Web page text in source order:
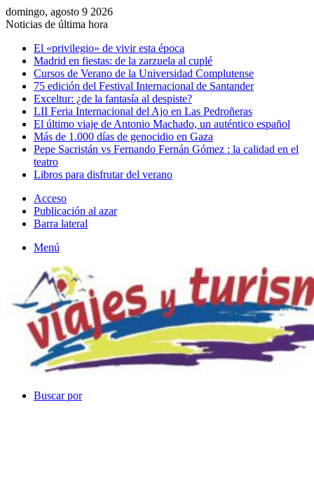
domingo, agosto 9 2026
Noticias de última hora
El «privilegio» de vivir esta época
Madrid en fiestas: de la zarzuela al cuplé
Cursos de Verano de la Universidad Complutense
75 edición del Festival Internacional de Santander
Exceltur: ¿de la fantasía al despiste?
LII Feria Internacional del Ajo en Las Pedroñeras
El último viaje de Antonio Machado, un auténtico español
Más de 1.000 días de genocidio en Gaza
Pepe Sacristán vs Fernando Fernán Gómez : la calidad en el
teatro
Libros para disfrutar del verano
Acceso
Publicación al azar
Barra lateral
Menú
Buscar por